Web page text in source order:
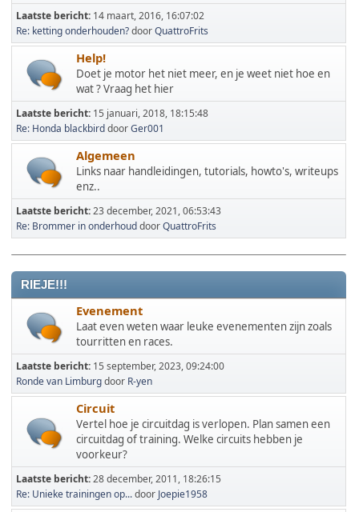
Laatste bericht: 14 maart, 2016, 16:07:02
Re: ketting onderhouden?doorQuattroFrits
Help!
Doet je motor het niet meer, en je weet niet hoe en
wat ? Vraag het hier
Laatste bericht: 15 januari, 2018, 18:15:48
Re: Honda blackbirddoorGer001
Algemeen
Links naar handleidingen, tutorials, howto's, writeups
enz..
Laatste bericht:23 december, 2021, 06:53:43
Re: Brommer in onderhouddoorQuattroFrits
RIEJE!!!
Evenement
Laat even weten waar leuke evenementen zijn zoals
tourritten en races.
Laatste bericht: 15 september, 2023, 09:24:00
Ronde van Limburgdoor R-yen
Circuit
Vertel hoe je circuitdag is verlopen. Plan samen een
circuitdag of training. Welke circuits hebben je
voorkeur?
Laatste bericht:28 december, 2011, 18:26:15
Re: Unieke trainingen op...door Joepie1958